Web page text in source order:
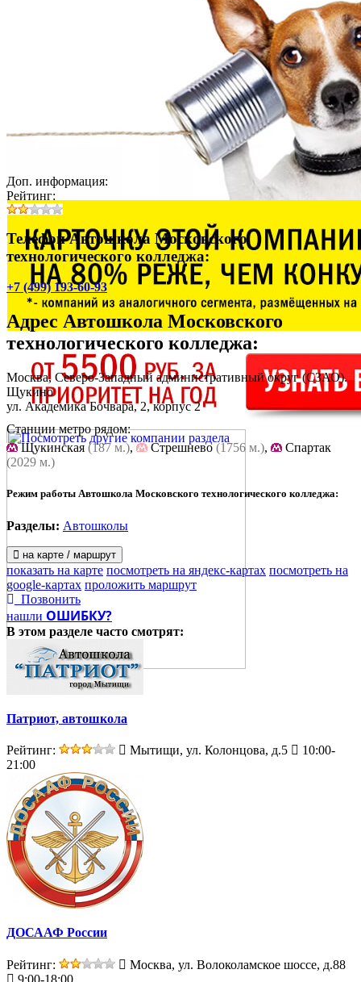
Доп. информация:
Рейтинг:
Телефон Автошкола Московского
технологического колледжа:
+7 (499) 193-60-93
Адрес Автошкола Московского
технологического колледжа:
Москва, Северо-Западный административный округ (СЗАО).
Щукино
ул. Академика Бочвара, 2, корпус 2
Станции метро рядом:
Щукинская (187 м.), Стрешнево (1756 м.),
Спартак
(2029 м.)
Режим работы Автошкола Московского технологического колледжа:
Разделы: Автошколы
на карте / маршрут
показать на карте посмотреть на яндекс-картах посмотреть на
google-картах проложить маршрут
Позвонить
нашли ОШИБКУ?
В этом разделе часто смотрят:
Патриот, автошкола
Рейтинг: Мытищи, ул. Колонцова, д.5
10:00-
21:00
ДОСААФ России
Рейтинг:
Москва, ул. Волоколамское шоссе, д.88
9:00-18:00